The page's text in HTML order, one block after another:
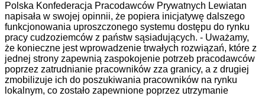
Polska Konfederacja Pracodawców Prywatnych Lewiatan
napisała w swojej opinnii, że popiera inicjatywę dalszego
funkcjonowania uproszczonego systemu dostępu do rynku
pracy cudzoziemców z państw sąsiadujących. - Uważamy,
że konieczne jest wprowadzenie trwałych rozwiązań, które z
jednej strony zapewnią zaspokojenie potrzeb pracodawców
poprzez zatrudnianie pracowników zza granicy, a z drugiej
zmobilizuje ich do poszukiwania pracowników na rynku
lokalnym, co zostało zapewnione poprzez utrzymanie